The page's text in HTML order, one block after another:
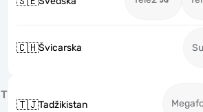
🇨🇭Švicarska
T
🇹🇯Tadžikistan